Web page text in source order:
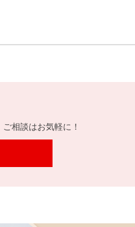
相談はお気軽に！